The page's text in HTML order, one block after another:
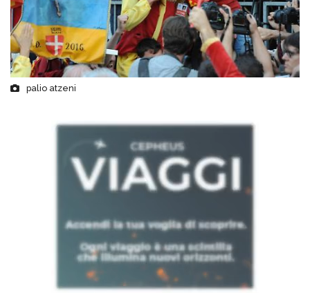
palio atzeni